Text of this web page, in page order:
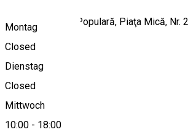
Montag
Closed
Dienstag
Closed
Mittwoch
10:00 - 18:00
Galeriile de Artă Populară, Piaţa Mică, Nr.
View on map
About